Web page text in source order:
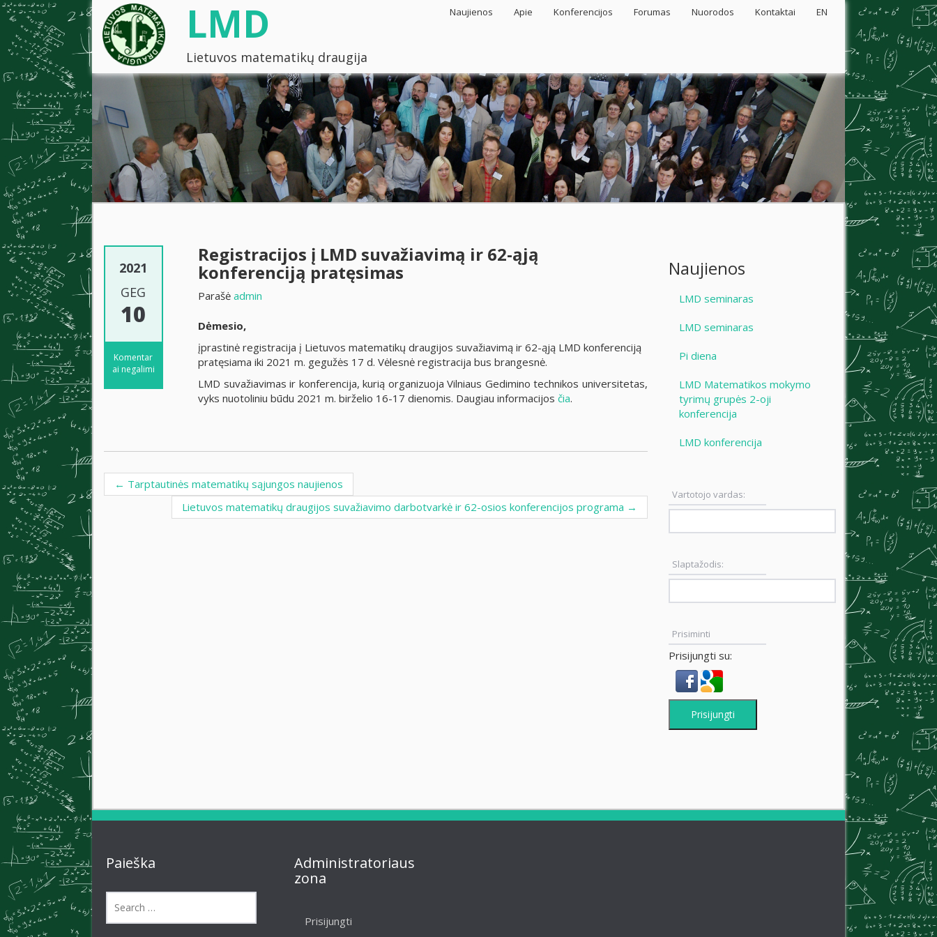
LMD
Lietuvos matematikų draugija
Naujienos Apie Konferencijos Forumas Nuorodos Kontaktai EN
2021
GEG
10
Komentar
ai negalimi
Registracijos į LMD suvažiavimą ir 62-ąją
konferenciją pratęsimas
Parašė admin
Dėmesio,
įprastinė registracija į Lietuvos matematikų draugijos suvažiavimą ir 62-ąją LMD konferenciją
pratęsiama iki 2021 m. gegužės 17 d. Vėlesnė registracija bus brangesnė.
LMD suvažiavimas ir konferencija, kurią organizuoja Vilniaus Gedimino technikos universitetas,
vyks nuotoliniu būdu 2021 m. birželio 16-17 dienomis. Daugiau informacijos čia.
Post navigation
← Tarptautinės matematikų sąjungos naujienos
Lietuvos matematikų draugijos suvažiavimo darbotvarkė ir 62-osios konferencijos programa →
Naujienos
LMD seminaras
LMD seminaras
Pi diena
LMD Matematikos mokymo
tyrimų grupės 2-oji
konferencija
LMD konferencija
Vartotojo vardas:
Slaptažodis:
Prisiminti
Prisijungti su:
Prisijungti
Paieška
Administratoriaus
zona
Prisijungti